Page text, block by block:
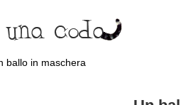
ballo in maschera